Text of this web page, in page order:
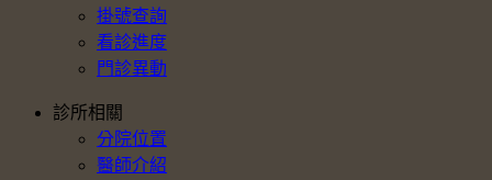
掛號查詢
看診進度
門診異動
診所相關
分院位置
醫師介紹